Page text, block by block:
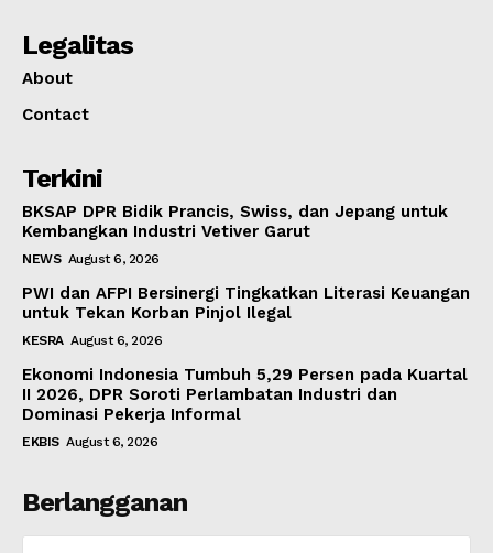
Legalitas
About
Contact
Terkini
BKSAP DPR Bidik Prancis, Swiss, dan Jepang untuk
Kembangkan Industri Vetiver Garut
NEWS August 6, 2026
PWI dan AFPI Bersinergi Tingkatkan Literasi Keuangan
untuk Tekan Korban Pinjol Ilegal
KESRA August 6, 2026
Ekonomi Indonesia Tumbuh 5,29 Persen pada Kuartal
II 2026, DPR Soroti Perlambatan Industri dan
Dominasi Pekerja Informal
EKBIS August 6, 2026
Berlangganan